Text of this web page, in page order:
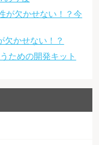
が欠かせない！？今
欠かせない！？
ための開発キット